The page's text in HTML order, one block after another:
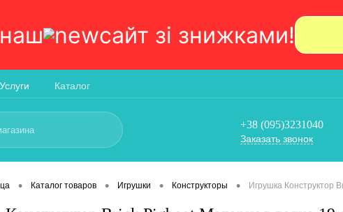
сайт зi знижками!
Услуги Каталог
+38 (095)3231040
Заказать звонок
• Каталог товаров • Игрушки • Конструкторы • Игрушка Конструктор